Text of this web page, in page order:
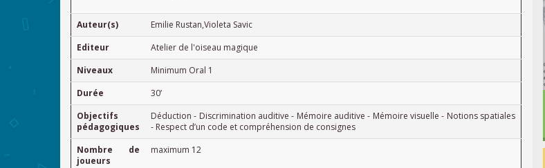
Auteur(s)
Emilie Rustan,Violeta Savic
Editeur
Atelier de l'oiseau magique
Niveaux
Minimum Oral 1
Durée
30’
Objectifs
pédagogiques
Déduction - Discrimination auditive - Mémoire auditive - Mémoire visuelle - Notions spatiales
- Respect d’un code et compréhension de consignes
Nombre de
joueurs
maximum 12